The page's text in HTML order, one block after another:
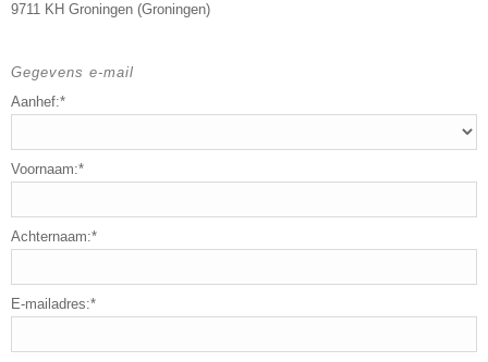
9711 KH Groningen (Groningen)
Gegevens e-mail
Aanhef:*
Voornaam:*
Achternaam:*
E-mailadres:*